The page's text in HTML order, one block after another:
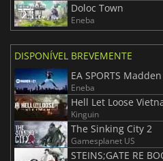
Doloc Town
Eneba
DISPONÍVEL BREVEMENTE
EA SPORTS
Eneba
Hell Let Loose
Kinguin
The Sinking City 2
Gamesplanet US
STEINS;GATE RE